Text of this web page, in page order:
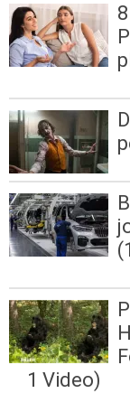
1 Video)